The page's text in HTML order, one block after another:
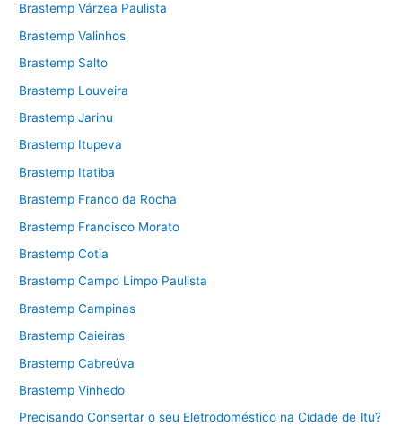
Brastemp Várzea Paulista
Brastemp Valinhos
Brastemp Salto
Brastemp Louveira
Brastemp Jarinu
Brastemp Itupeva
Brastemp Itatiba
Brastemp Franco da Rocha
Brastemp Francisco Morato
Brastemp Cotia
Brastemp Campo Limpo Paulista
Brastemp Campinas
Brastemp Caieiras
Brastemp Cabreúva
Brastemp Vinhedo
Precisando Consertar o seu Eletrodoméstico na Cidade de Itu?